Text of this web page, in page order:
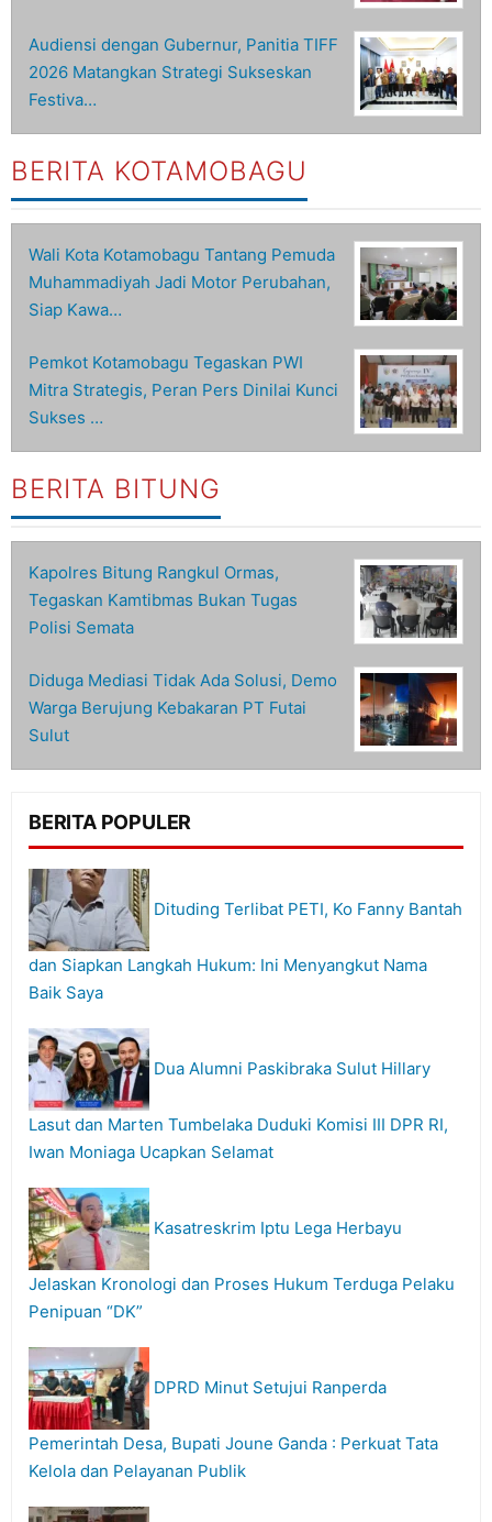
Audiensi dengan Gubernur, Panitia TIFF
2026 Matangkan Strategi Sukseskan
Festiva…
BERITA KOTAMOBAGU
Wali Kota Kotamobagu Tantang Pemuda
Muhammadiyah Jadi Motor Perubahan,
Siap Kawa…
Pemkot Kotamobagu Tegaskan PWI
Mitra Strategis, Peran Pers Dinilai Kunci
Sukses …
BERITA BITUNG
Kapolres Bitung Rangkul Ormas,
Tegaskan Kamtibmas Bukan Tugas
Polisi Semata
Diduga Mediasi Tidak Ada Solusi, Demo
Warga Berujung Kebakaran PT Futai
Sulut
BERITA POPULER
Dituding Terlibat PETI, Ko Fanny Bantah
dan Siapkan Langkah Hukum: Ini Menyangkut Nama
Baik Saya
Dua Alumni Paskibraka Sulut Hillary
Lasut dan Marten Tumbelaka Duduki Komisi III DPR RI,
Iwan Moniaga Ucapkan Selamat
Kasatreskrim Iptu Lega Herbayu
Jelaskan Kronologi dan Proses Hukum Terduga Pelaku
Penipuan “DK”
DPRD Minut Setujui Ranperda
Pemerintah Desa, Bupati Joune Ganda : Perkuat Tata
Kelola dan Pelayanan Publik